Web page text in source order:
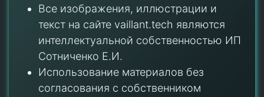
Все изображения, иллюстрации и
текст на сайте vaillant.tech являются
интеллектуальной собственностью ИП
Сотниченко Е.И.
Использование материалов без
согласования с собственником